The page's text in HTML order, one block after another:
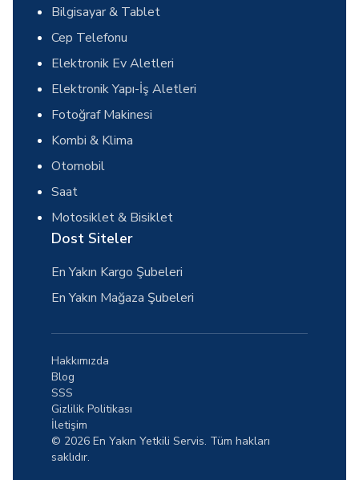
Bilgisayar & Tablet
Cep Telefonu
Elektronik Ev Aletleri
Elektronik Yapı-İş Aletleri
Fotoğraf Makinesi
Kombi & Klima
Otomobil
Saat
Motosiklet & Bisiklet
Dost Siteler
En Yakın Kargo Şubeleri
En Yakın Mağaza Şubeleri
© 2026 En Yakın Yetkili Servis. Tüm hakları
saklıdır.
Hakkımızda
Blog
SSS
Gizlilik Politikası
İletişim